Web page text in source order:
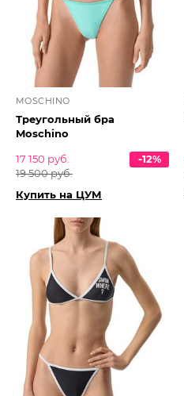
MOSCHINO
Треугольный бра
Moschino
17 150 руб.
19 500 руб.
-12%
Купить на ЦУМ